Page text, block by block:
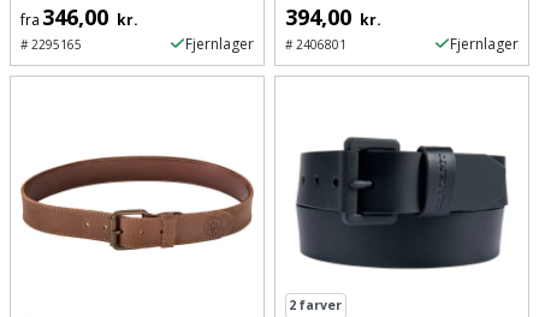
fra 346,00 kr.
#2295165 Fjernlager
394,00 kr.
#2406801 Fjernlager
2farver